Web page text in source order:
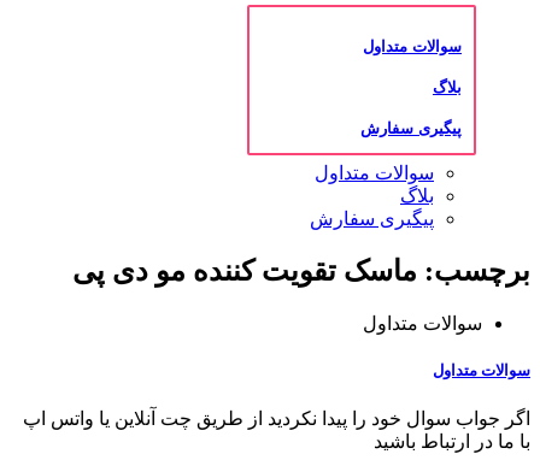
سوالات متداول
بلاگ
پیگیری سفارش
سوالات متداول
بلاگ
پیگیری سفارش
برچسب: ماسک تقویت کننده مو دی پی
سوالات متداول
سوالات متداول
اگر جواب سوال خود را پیدا نکردید از طریق چت آنلاین یا واتس اپ
با ما در ارتباط باشید